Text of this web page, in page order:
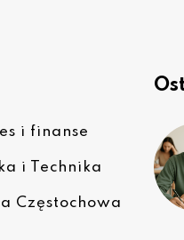
i finanse
i Technika
Częstochowa